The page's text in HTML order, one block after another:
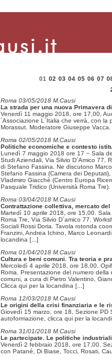
01 02 03 04 05 06 07
Roma 03/05/2018 M.Causi
La strada per una nuova Primavera di
Venerdì 11 maggio 2018, ore 17,00,
´Associazione L´Italia che verrà, con
Morassut. Moderatore Giuseppe
Roma 02/05/2018 M.Causi
Politiche economiche e contesto
Lunedì 7 maggio 2018 ore 17 − Sala
Studi Aziendali, Via Silvio D´Amico 77,
di Stefano Fassina. Ne discutono
Stefano Fassina (Camera dei Deputati),
Vladimiro Giacchè (Centro Europa
Pasquale Tridico (Università Roma
Roma 03/04/2018 M.Causi
Contrattazione collettiva, mercato
Martedì 10 aprile 2018, ore 15,00.
Roma Tre, Via Silvio D´amico 77.
Sociali Rossi Doria. Tavola rotonda
Franzini, Andrea Ichino, Marco
locandina [...]
Roma 01/04/2018 M.Causi
Cultura e beni comuni. Tra teoria e
Mercoledì 4 aprile 2018, ore 18,00,
Roma. Presentazione del numero
comuni, a cura di Pietro Valentino,
Clicca qui per la locandina [...]
Roma 12/03/2018 M.Causi
Le origini della crisi finanziaria e le
Giovedì 15 marzo, ore 18, Sezione PD
autoformazione, clicca qui per la
Roma 31/01/2018 M.Causi
Le partecipate. Le politiche
Venerdì 2 febbraio 2018, ore 17,00.
con Patané, Di Biase, Tocci, Rosati,